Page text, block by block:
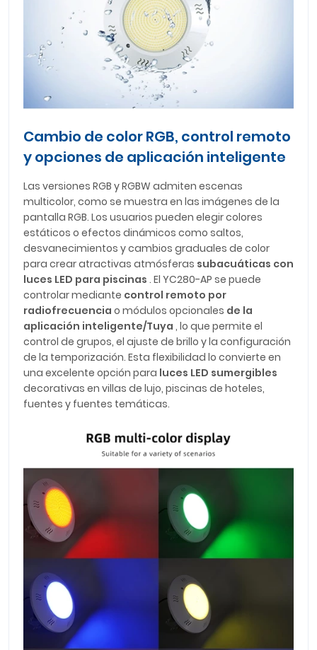
Cambio de color RGB, control remoto
y opciones de aplicación inteligente
Las versiones RGB y RGBW admiten escenas
multicolor, como se muestra en las imágenes de la
pantalla RGB. Los usuarios pueden elegir colores
estáticos o efectos dinámicos como saltos,
desvanecimientos y cambios graduales de color
para crear atractivas atmósferas subacuáticas con
luces LED para piscinas . El YC280-AP se puede
controlar mediante control remoto por
radiofrecuencia o módulos opcionales de la
aplicación inteligente/Tuya , lo que permite el
control de grupos, el ajuste de brillo y la configuración
de la temporización. Esta flexibilidad lo convierte en
una excelente opción para luces LED sumergibles
decorativas en villas de lujo, piscinas de hoteles,
fuentes y fuentes temáticas.